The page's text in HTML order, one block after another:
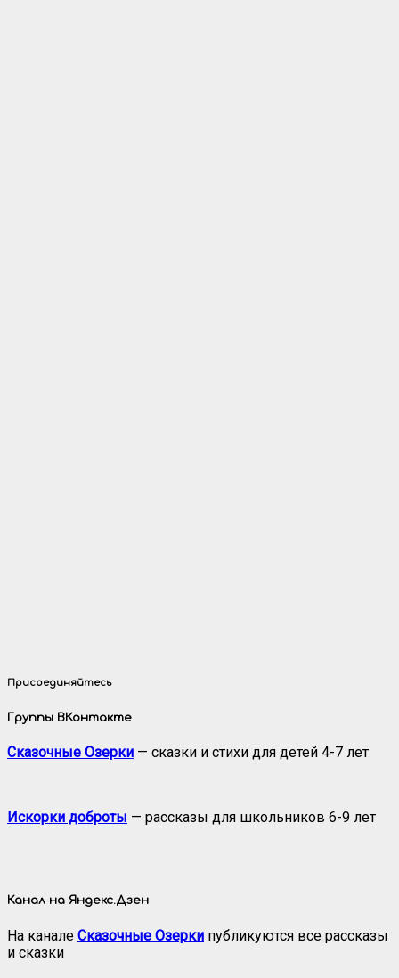
Присоединяйтесь
Группы ВКонтакте
Сказочные Озерки — сказки и стихи для детей 4-7 лет
Искорки доброты — рассказы для школьников 6-9 лет
Канал на Яндекс.Дзен
На канале Сказочные Озерки публикуются все рассказы
и сказки